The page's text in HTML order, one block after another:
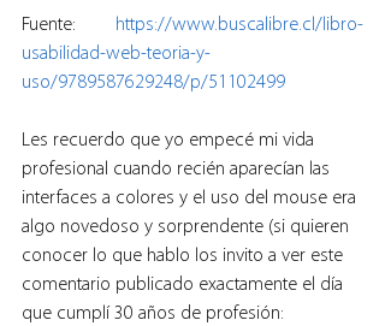
Fuente:
https://www.buscalibre.cl/libro-
usabilidad-web-teoria-y-
uso/9789587629248/p/51102499
Les recuerdo que yo empecé mi vida
profesional cuando recién aparecían las
interfaces a colores y el uso del mouse era
algo novedoso y sorprendente (si quieren
conocer lo que hablo los invito a ver este
comentario publicado exactamente el día
que cumplí 30 años de profesión: